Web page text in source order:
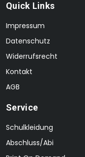
Quick Links
Impressum
Datenschutz
Widerrufsrecht
Kontakt
AGB
Service
Schulkleidung
Abschluss/Abi